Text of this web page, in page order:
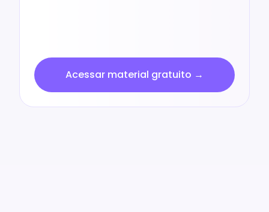
Acessar material gratuito →